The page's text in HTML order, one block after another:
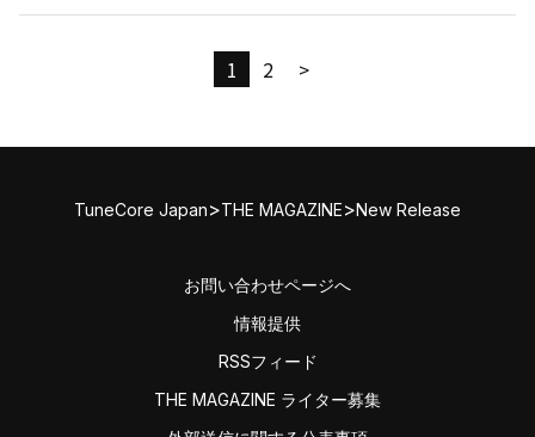
1 2 >
TuneCore Japan>THE MAGAZINE>New Release
お問い合わせページへ
情報提供
RSSフィード
THE MAGAZINE ライター募集